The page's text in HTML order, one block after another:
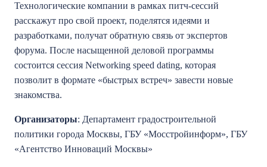
Технологические компании в рамках питч-сессий
расскажут про свой проект, поделятся идеями и
разработками, получат обратную связь от экспертов
форума. После насыщенной деловой программы
состоится сессия Networking speed dating, которая
позволит в формате «быстрых встреч» завести новые
знакомства.
Организаторы: Департамент градостроительной
политики города Москвы, ГБУ «Мосстройинформ», ГБУ
«Агентство Инноваций Москвы»